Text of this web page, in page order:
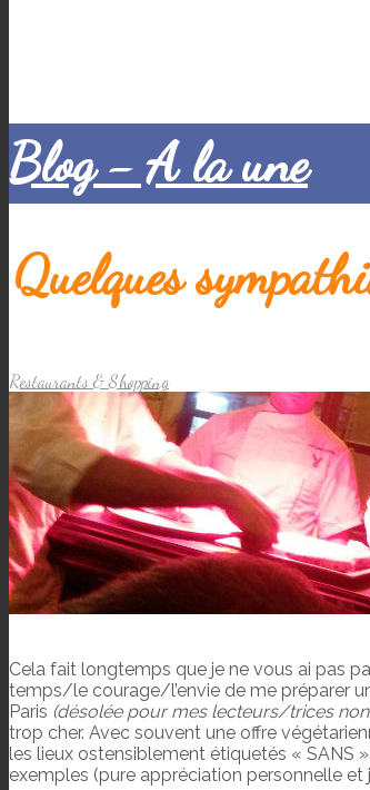
Blog - A la une
Quelques
Restaurants & Shopping
Cela fait longtemps que je ne vous ai pas
temps/le courage/l’envie de me préparer
Paris (désolée pour mes lecteurs/trices non
trop cher. Avec souvent une offre
les lieux ostensiblement étiquetés « SANS »
exemples (pure appréciation personnelle et